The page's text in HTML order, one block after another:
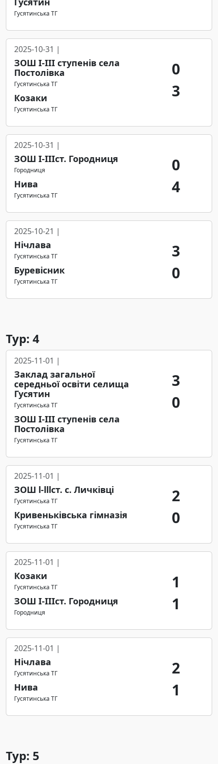
Гусятинська ТГ
2025-10-31 |
ЗОШ І-ІІІ ступенів села
Постолівка
Гусятинська ТГ
Козаки
Гусятинська ТГ
0
3
2025-10-31 |
ЗОШ І-ІІІст. Городниця
Городниця
Нива
Гусятинська ТГ
0
4
2025-10-21 |
Нічлава
Гусятинська ТГ
Буревісник
Гусятинська ТГ
3
0
Тур: 4
2025-11-01 |
Заклад загальної
середньої освіти селища
Гусятин
Гусятинська ТГ
ЗОШ І-ІІІ ступенів села
Постолівка
Гусятинська ТГ
3
0
2025-11-01 |
ЗОШ l-lllст. с. Личківці
Гусятинська ТГ
Кривеньківська гімназія
Гусятинська ТГ
2
0
2025-11-01 |
Козаки
Гусятинська ТГ
ЗОШ І-ІІІст. Городниця
Городниця
1
1
2025-11-01 |
Нічлава
Гусятинська ТГ
Нива
Гусятинська ТГ
2
1
Тур: 5